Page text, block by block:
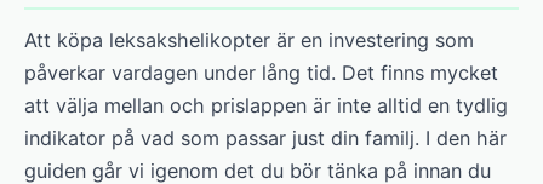
Att köpa leksakshelikopter är en investering som
påverkar vardagen under lång tid. Det finns mycket
att välja mellan och prislappen är inte alltid en tydlig
indikator på vad som passar just din familj. I den här
guiden går vi igenom det du bör tänka på innan du